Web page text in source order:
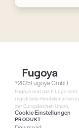
®2025Fugoya GmbH
Fugoya und das F Logo sind
registrierte Handelsmarken in
der Europäischen Union.
Cookie Einstellungen
PRODUKT